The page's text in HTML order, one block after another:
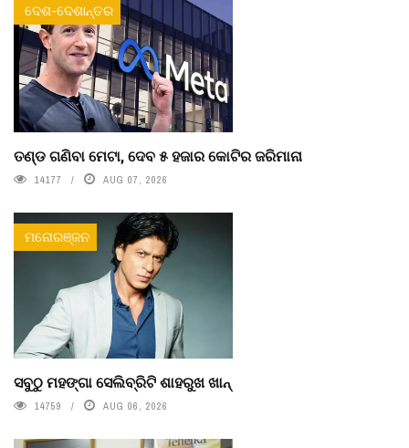
ଦେଶ-ଦେଶାନ୍ତର
ତଣ୍ଡ ଗଣିବା ମେଟା, ଦେବ ୫ ହଜାର କୋଟିର ଜରିମାନା
14177 AUG 07, 2026
ମନୋରଞ୍ଜନ
ସବୁଠୁ ମହଙ୍ଗା ସେଲିବ୍ରିଟି ଶାହରୁଖ ଖାନ୍
14759 AUG 06, 2026